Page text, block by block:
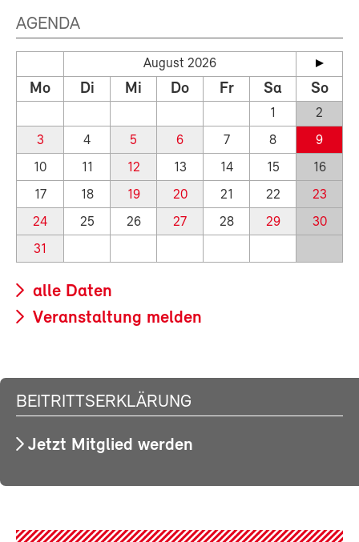
AGENDA
August 2026
Mo Di Mi Do Fr Sa So
1
2
3
4 5 6 7 8
9
10
11 12 13 14 15
16
17
18 19 20 21 22
23
24
25 26 27 28 29
30
31
alle Daten
Veranstaltung melden
BEITRITTSERKLÄRUNG
Jetzt Mitglied werden